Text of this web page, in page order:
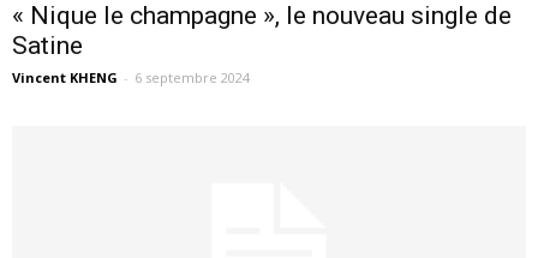
« Nique le champagne », le nouveau single de
Satine
Vincent KHENG - 6 septembre 2024